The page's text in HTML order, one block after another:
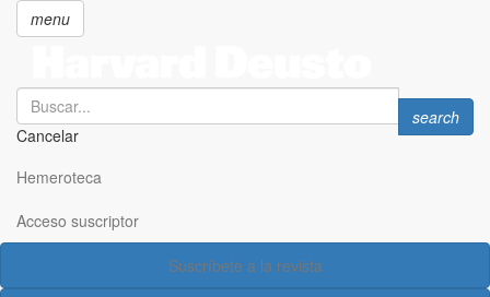
principal
menu
Search
Cancelar
Search
search
Hemeroteca
Acceso suscriptor
Suscríbete a la revista
Acceso suscriptor